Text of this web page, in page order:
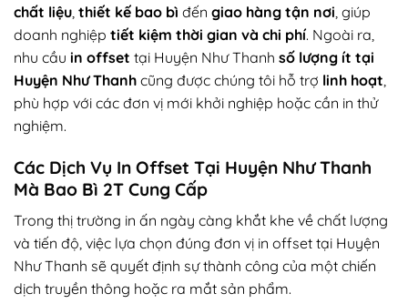
chất liệu, thiết kế bao bì đến giao hàng tận nơi, giúp
doanh nghiệp tiết kiệm thời gian và chi phí. Ngoài ra,
nhu cầu in offset tại Huyện Như Thanh số lượng ít tại
Huyện Như Thanh cũng được chúng tôi hỗ trợ linh hoạt,
phù hợp với các đơn vị mới khởi nghiệp hoặc cần in thử
nghiệm.
Các Dịch Vụ In Offset Tại Huyện Như Thanh
Mà Bao Bì 2T Cung Cấp
Trong thị trường in ấn ngày càng khắt khe về chất lượng
và tiến độ, việc lựa chọn đúng đơn vị in offset tại Huyện
Như Thanh sẽ quyết định sự thành công của một chiến
dịch truyền thông hoặc ra mắt sản phẩm.